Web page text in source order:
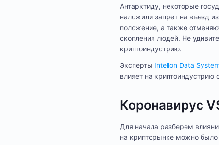
Антарктиду, некоторые
наложили запрет на въезд
положение, а также
скопления людей. Не
криптоиндустрию.
Эксперты Intelion Data
влияет на
Коронавирус
Для начала разберем
на крипторынке можно было